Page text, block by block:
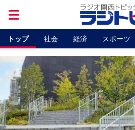
トップ 社会 経済 スポーツ